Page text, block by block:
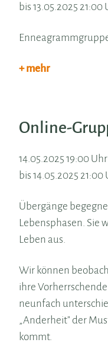
bis 13.05.2025 21:00
+ mehr
Online-
14.05.2025 19:00 Uhr
bis 14.05.2025 21:00
Übergänge
Lebensphasen. Sie
Leben aus.
Wir können
ihre
neunfach
„Anderheit" der
kommt.